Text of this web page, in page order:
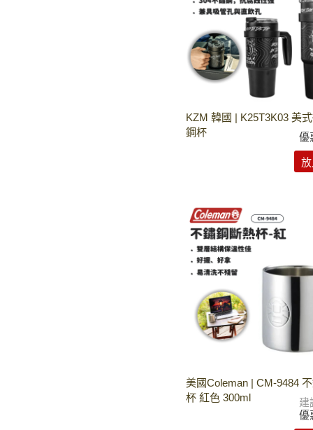
KZM 韓國 | K25T3K03 美
鋼杯
優
美國Coleman | CM-9484
杯 紅色 300ml
建
優